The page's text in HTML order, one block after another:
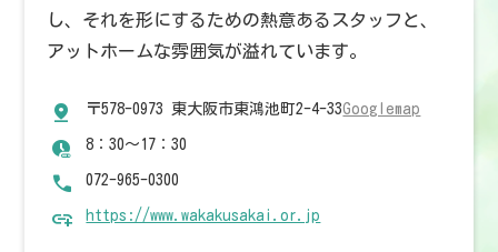
し、それを形にするための熱意あるスタッフと、
アットホームな雰囲気が溢れています。
〒578-0973 東大阪市東鴻池町2-4-33Googlemap
8：30～17：30
072-965-0300
https://www.wakakusakai.or.jp